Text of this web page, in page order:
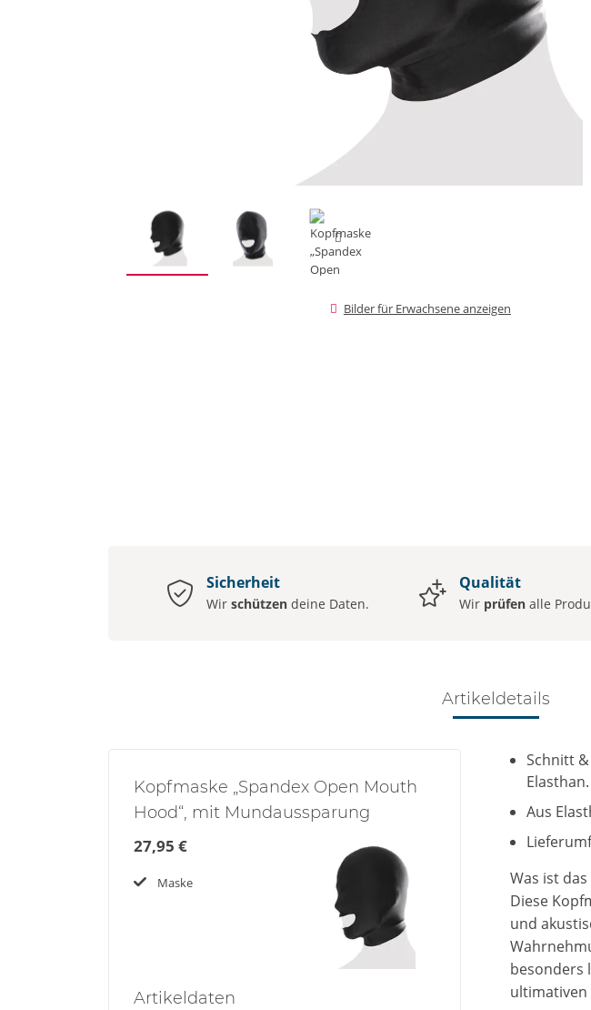
Bilder für Erwachsene anzeigen
Sicherheit
Wir schützen deine Daten.
Qualität
Wir prüfen alle
Artikeldetails
Kopfmaske „Spandex Open Mouth
Hood“, mit Mundaussparung
27,95 €
Maske
Artikeldaten
Schnitt
Elasthan.
Aus
Was ist
Diese
und
besonders